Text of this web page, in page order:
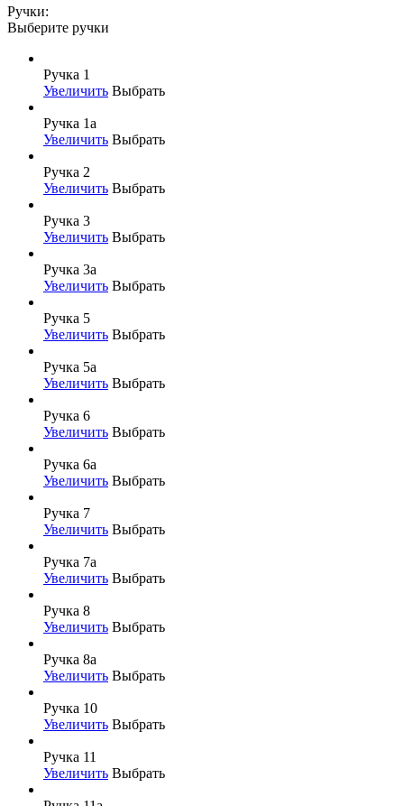
Ручки:
Выберите ручки
Ручка 1
Увеличить Выбрать
Ручка 1а
Увеличить Выбрать
Ручка 2
Увеличить Выбрать
Ручка 3
Увеличить Выбрать
Ручка 3а
Увеличить Выбрать
Ручка 5
Увеличить Выбрать
Ручка 5а
Увеличить Выбрать
Ручка 6
Увеличить Выбрать
Ручка 6а
Увеличить Выбрать
Ручка 7
Увеличить Выбрать
Ручка 7а
Увеличить Выбрать
Ручка 8
Увеличить Выбрать
Ручка 8а
Увеличить Выбрать
Ручка 10
Увеличить Выбрать
Ручка 11
Увеличить Выбрать